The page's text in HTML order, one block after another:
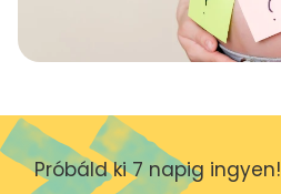
Próbáld ki 7 napig ingyen!